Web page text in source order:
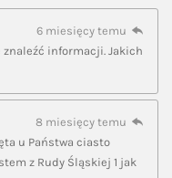
6 miesięcy temu
informacji. Jakich
8 miesięcy temu
u Państwa ciasto
z Rudy Śląskiej 1 jak